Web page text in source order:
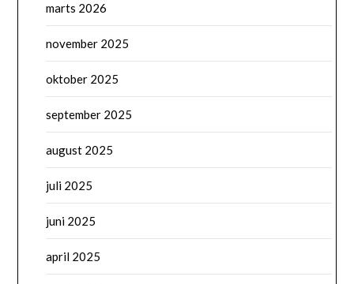
marts 2026
november 2025
oktober 2025
september 2025
august 2025
juli 2025
juni 2025
april 2025